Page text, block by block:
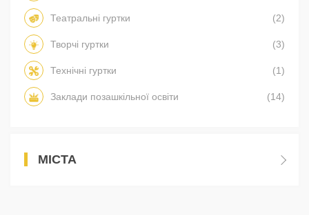
Театральні гуртки (2)
Творчі гуртки (3)
Технічні гуртки (1)
Заклади позашкільної освіти (14)
МІСТА